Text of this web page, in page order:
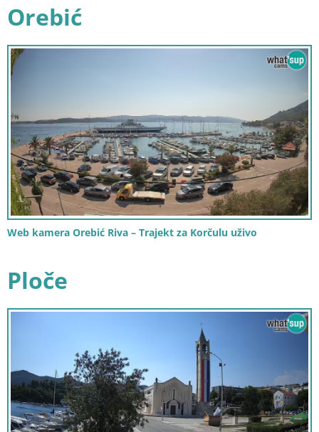
Orebić
Web kamera Orebić Riva – Trajekt za Korčulu uživo
Ploče